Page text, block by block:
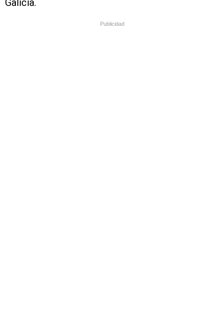
Galicia.
Publicidad